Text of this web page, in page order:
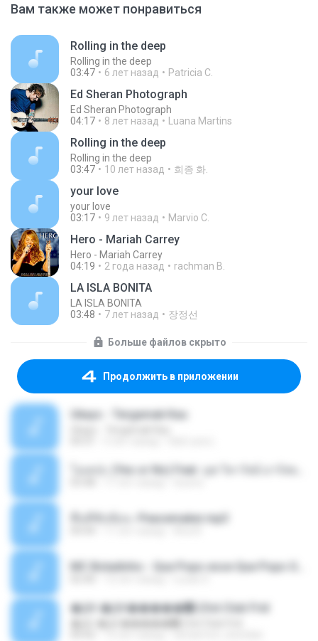
Вам также может понравиться
Rolling in the deep
Rolling in the deep
03:47
6 лет назад Patricia C.
Ed Sheran Photograph
Ed Sheran Photograph
04:17
8 лет назад Luana Martins
Rolling in the deep
Rolling in the deep
03:47
10 лет назад 희종 화.
your love
your love
03:17
9 лет назад Marvio C.
Hero - Mariah Carrey
Hero - Mariah Carrey
04:19
2 года назад rachman B.
LA ISLA BONITA
LA ISLA BONITA
03:48
7 лет назад 장정선
Больше файлов скрыто
Продолжить в приложении
Ukays - Tergamak Kau
พื้นที่ซับซ้อน -Peacemaker.mp3
�Ԫ �Ԫ�����԰ (Ost.Club Frid